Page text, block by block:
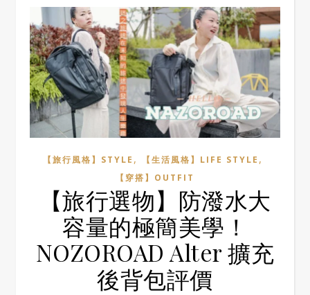
【旅行風格】STYLE , 【生活風格】LIFE STYLE ,
【穿搭】OUTFIT
【旅行選物】防潑水大
容量的極簡美學！
NOZOROAD Alter 擴充
後背包評價